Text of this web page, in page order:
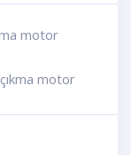
motor
motor